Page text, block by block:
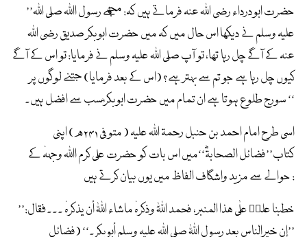
’’حضرت ابودرداء رضی اللہ عنہ فرماتے ہیں کہ: مجھے رسول اﷲ صلی اللہ
علیہ وسلم نے دیکھا اس حال میں کہ میں حضرت ابوبکر صدیق رضی اللہ
عنہ کے آگے چل رہا تھا، تو آپ صلی اللہ علیہ وسلم نے فرمایا: تو اس کے آگے
کیوں چل رہا ہے جو تم سے بہتر ہے؟ (اس کے بعد فرمایا) جتنے لوگوں پر
سورج طلوع ہوتا ہے ان تمام میں حضرت ابوبکر ؓسب سے افضل ہیں۔ ‘‘
اسی طرح امام احمد بن حنبل رحمۃ اللہ علیہ ( متوفی ۲۴۱ھ) اپنی
کتاب’’فضائل الصحابۃؓ‘‘میں اس بات کو حضرت علی کرم اﷲ وجہہٗ کے
حوالے سے مزید واشگاف الفاظ میں یوں بیان کرتے ہیں :
’’خطبنا عليؓ علٰی ھذا المنبر، فحمد اللّٰہَ وذکرہٗ ماشاء اللّٰہ أن یذکرہٗ ۔۔۔فقال:
’’إن خیرالناس بعد رسول اللّٰہ صلی اللہ علیہ وسلم أبوبکر۔‘‘ (فضائل